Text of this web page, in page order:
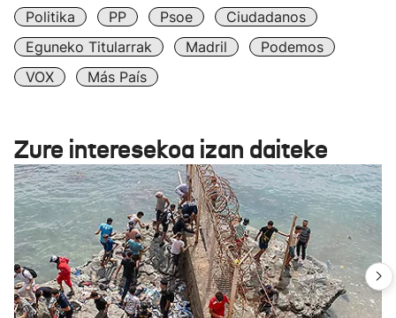
Politika PP Psoe
Ciudadanos
Eguneko Titularrak
Madril
Podemos
VOX
Más País
Zure interesekoa izan daiteke